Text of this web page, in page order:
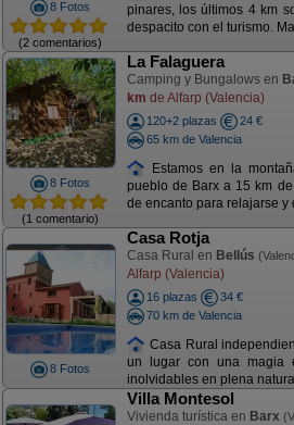
8 Fotos
(2 comentarios)
pinares, los últimos 4 km
despacito con el turismo.
8 Fotos
(1 comentario)
La Falaguera
Camping y Bungalows en
km de Alfarp (Valencia)
120+2 plazas
24 €
65 km de Valencia
Estamos en la
pueblo de Barx a 15 km
de encanto para relajarse y
8 Fotos
Casa Rotja
Casa Rural en Bellús
Alfarp (Valencia)
16 plazas
34 €
70 km de Valencia
Casa Rural
un lugar con una magia
inolvidables en plena
Villa Montesol
Vivienda turística en Barx